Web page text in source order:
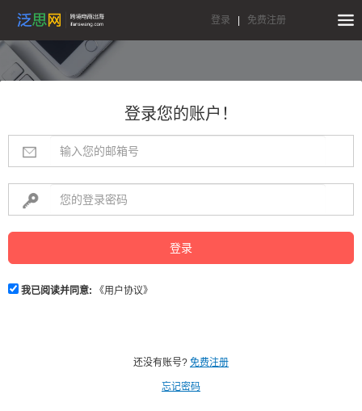
登录 免费注册
登录您的账户！
登录
我已阅读并同意: 《用户协议》
还没有账号? 免费注册
忘记密码